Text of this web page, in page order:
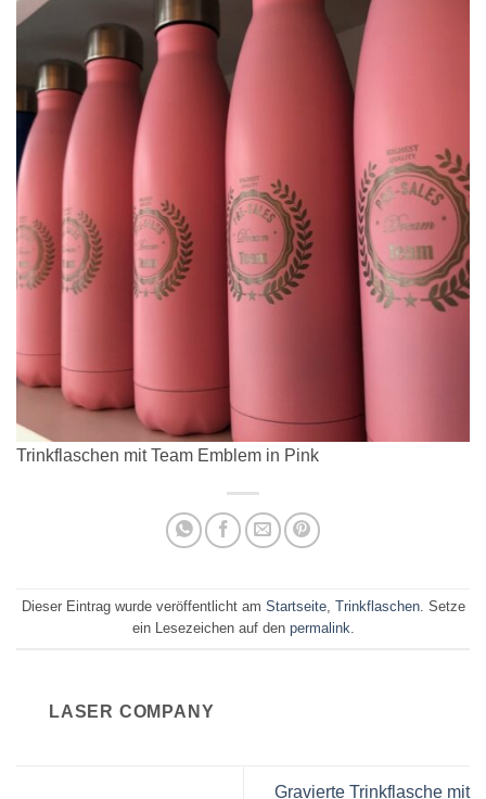
Trinkflaschen mit Team Emblem in Pink
Dieser Eintrag wurde veröffentlicht am Startseite, Trinkflaschen. Setze
ein Lesezeichen auf den permalink.
LASER COMPANY
Gravierte Trinkflasche mit